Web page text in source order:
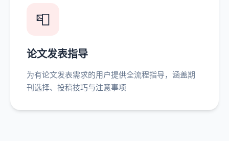
📮
论文发表指导
为有论文发表需求的用户提供全流程指导，涵盖期
刊选择、投稿技巧与注意事项